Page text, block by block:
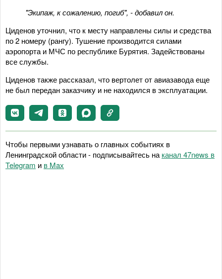
"Экипаж, к сожалению, погиб", - добавил он.
Циденов уточнил, что к месту направлены силы и средства
по 2 номеру (рангу). Тушение производится силами
аэропорта и МЧС по республике Бурятия. Задействованы
все службы.
Циденов также рассказал, что вертолет от авиазавода еще
не был передан заказчику и не находился в эксплуатации.
Чтобы первыми узнавать о главных событиях в
Ленинградской области - подписывайтесь на канал 47news в
Telegram и в Maх